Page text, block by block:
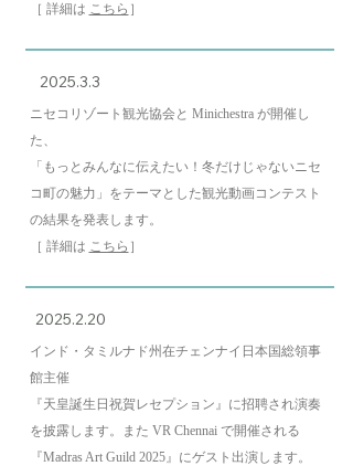
［ 詳細は こちら ］
2025.3.3
ニセコリゾート観光協会と Minichestra が開催し
た、
「もっとみんなに伝えたい！冬だけじゃないニセ
コ町の魅力」をテーマとした観光動画コンテスト
の結果を発表します。
［ 詳細は こちら ］
2025.2.20
インド・タミルナド州 在チェンナイ日本国総領事
館主催
『天皇誕生日祝賀レセプション』に招聘され演奏
を披露します。また VR Chennai で開催される
『Madras Art Guild 2025』にゲスト出演します。